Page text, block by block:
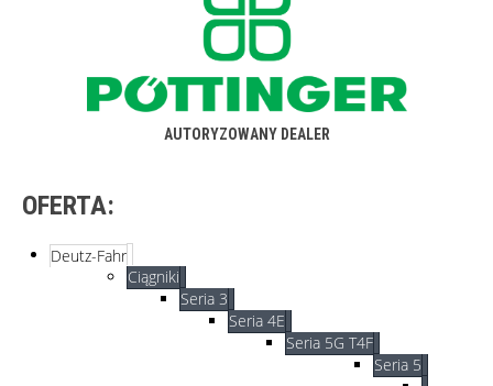
AUTORYZOWANY DEALER
OFERTA:
Deutz-Fahr
Ciągniki
Seria 3
Seria 4E
Seria 5G T4F
Seria 5